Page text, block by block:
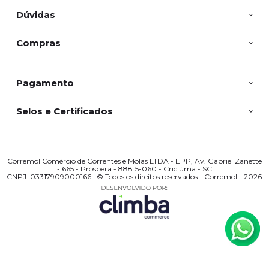
Dúvidas
Compras
Pagamento
Selos e Certificados
Corremol Comércio de Correntes e Molas LTDA - EPP, Av. Gabriel Zanette
- 665 - Próspera - 88815-060 - Criciúma - SC
CNPJ: 03317909000166 | © Todos os direitos reservados - Corremol - 2026